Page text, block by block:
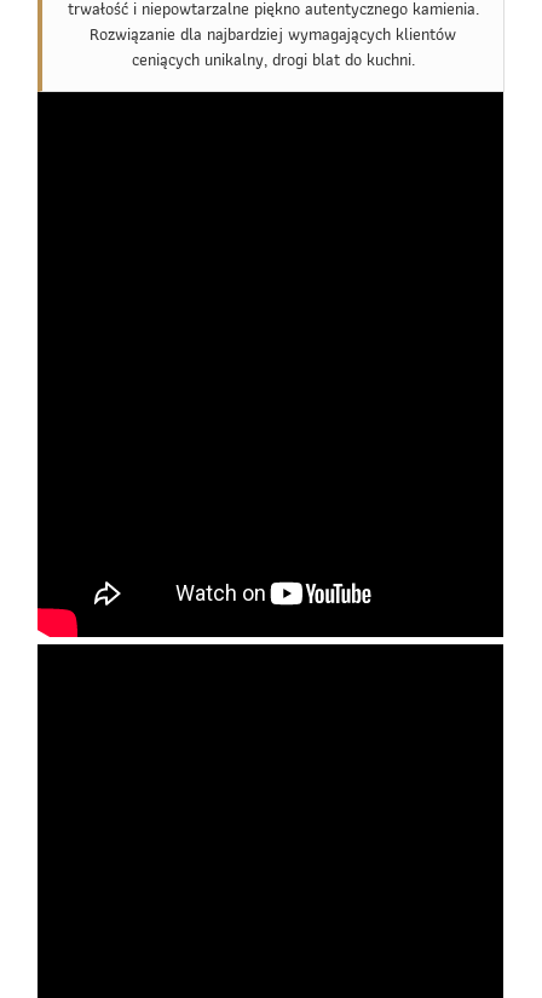
trwałość i niepowtarzalne piękno autentycznego kamienia.
Rozwiązanie dla najbardziej wymagających klientów
ceniących unikalny, drogi blat do kuchni.